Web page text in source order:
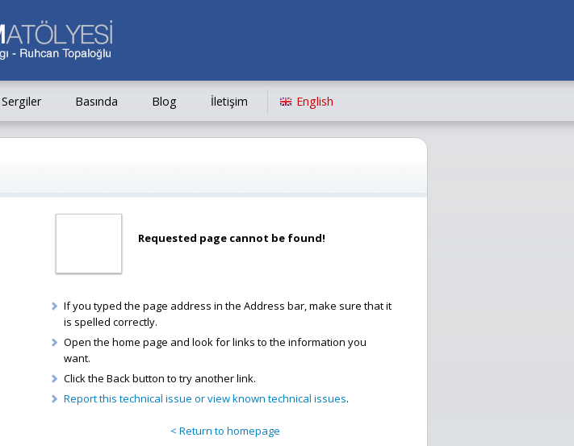
Sergiler Basında Blog İletişim English
Requested page cannot be found!
If you typed the page address in the Address bar, make sure that it
is spelled correctly.
Open the home page and look for links to the information you
want.
Click the Back button to try another link.
Report this technical issue or view known technical issues.
< Return to homepage